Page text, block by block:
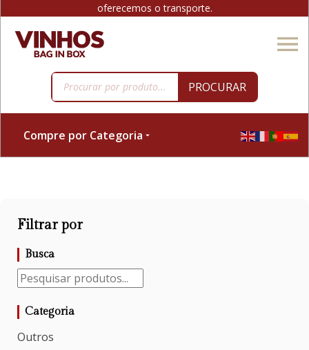
oferecemos o transporte.
PROCURAR
Compre por Categoria
Filtrar por
Busca
Categoria
Outros